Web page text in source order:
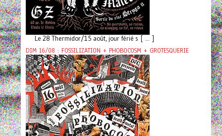
Le 28 Thermidor/15 août, jour férié s [ ... ]
DIM 16/08 : FOSSILIZATION + PHOBOCOSM + GROTESQUERIE